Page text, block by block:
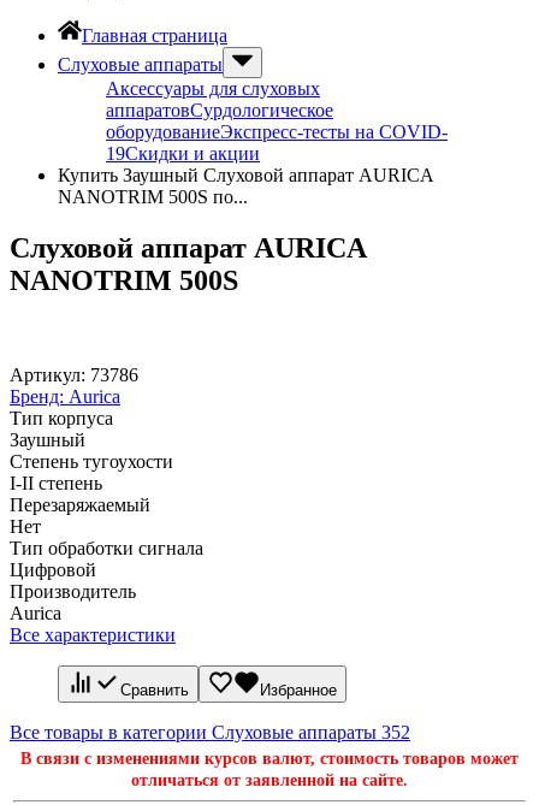
Главная страница
Слуховые аппараты
Аксессуары для слуховых
аппаратовСурдологическое
оборудованиеЭкспресс-тесты на COVID-
19Скидки и акции
Купить Заушный Слуховой аппарат AURICA
NANOTRIM 500S по...
Слуховой аппарат AURICA
NANOTRIM 500S
Артикул: 73786
Бренд: Aurica
Тип корпуса
Заушный
Степень тугоухости
I-II степень
Перезаряжаемый
Нет
Тип обработки сигнала
Цифровой
Производитель
Aurica
Все характеристики
Сравнить Избранное
Все товары в категории Слуховые аппараты 352
В связи с изменениями курсов валют, стоимость товаров может
отличаться от заявленной на сайте.